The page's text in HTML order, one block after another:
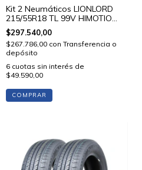
Kit 2 Neumáticos LIONLORD
215/55R18 TL 99V HIMOTION
U01
$297.540,00
$267.786,00 con Transferencia o
depósito
6 cuotas sin interés de
$49.590,00
COMPRAR